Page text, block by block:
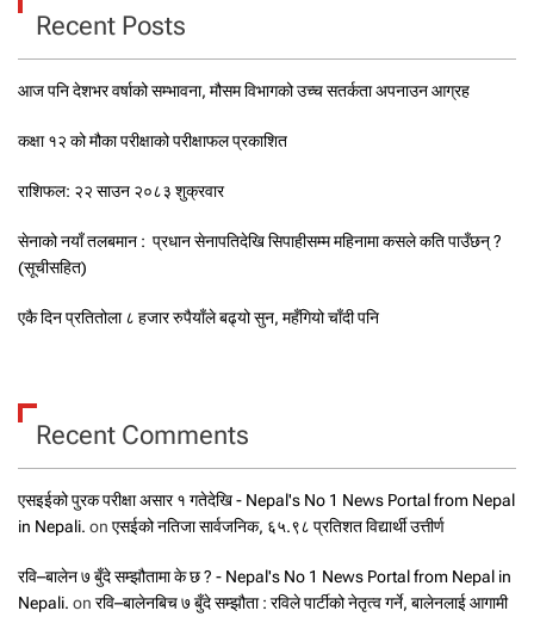
Recent Posts
आज पनि देशभर वर्षाको सम्भावना, मौसम विभागको उच्च सतर्कता अपनाउन आग्रह
कक्षा १२ को मौका परीक्षाको परीक्षाफल प्रकाशित
राशिफल: २२ साउन २०८३ शुक्रवार
सेनाको नयाँ तलबमान : प्रधान सेनापतिदेखि सिपाहीसम्म महिनामा कसले कति पाउँछन् ?
(सूचीसहित)
एकै दिन प्रतितोला ८ हजार रुपैयाँले बढ्यो सुन, महँगियो चाँदी पनि
Recent Comments
एसइईको पुरक परीक्षा असार १ गतेदेखि - Nepal's No 1 News Portal from Nepal
in Nepali. on एसईको नतिजा सार्वजनिक, ६५.९८ प्रतिशत विद्यार्थी उत्तीर्ण
रवि–बालेन ७ बुँदे सम्झौतामा के छ ? - Nepal's No 1 News Portal from Nepal in
Nepali. on रवि–बालेनबिच ७ बुँदे सम्झौता : रविले पार्टीको नेतृत्व गर्ने, बालेनलाई आगामी